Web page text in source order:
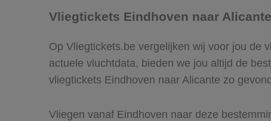
Vliegtickets Eindhoven naar Alicante
Op Vliegtickets.be vergelijken wij voor jou de
actuele vluchtdata, bieden we jou altijd de
vliegtickets Eindhoven naar Alicante zo
Vliegen vanaf Eindhoven naar deze